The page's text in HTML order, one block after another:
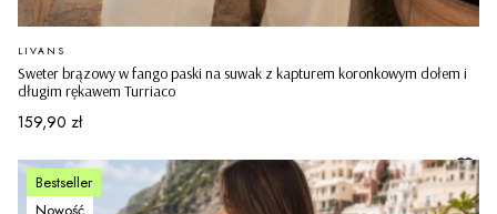
Sweter brązowy w fango paski na suwak z kapturem koronkowym dołem i
długim rękawem Turriaco
PRODUCENT
LIVANS
Cena
159,90 zł
Bestseller